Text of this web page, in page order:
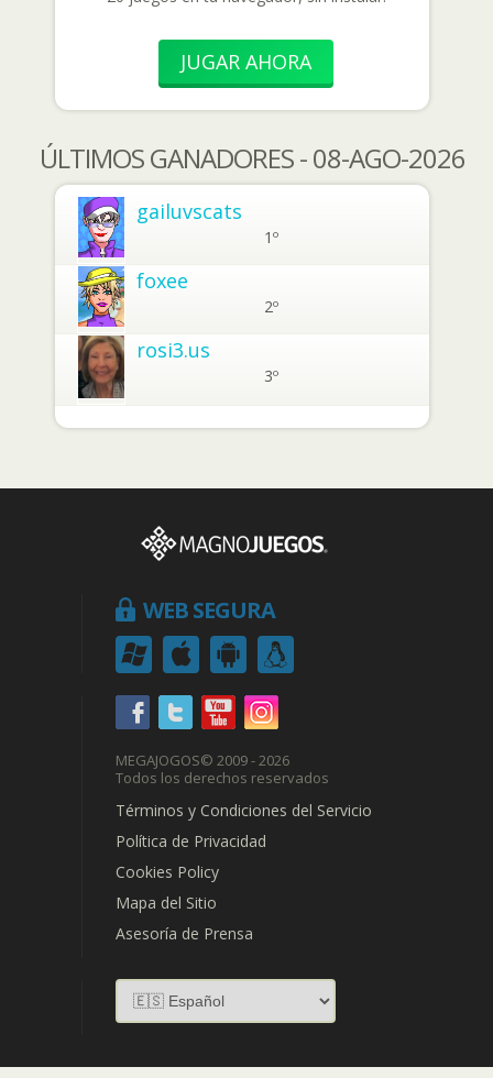
JUGAR AHORA
ÚLTIMOS GANADORES - 08-AGO-2026
gailuvscats
1º
foxee
2º
rosi3.us
3º
WEB SEGURA
MEGAJOGOS© 2009 - 2026
Todos los derechos reservados
Términos y Condiciones del Servicio
Política de Privacidad
Cookies Policy
Mapa del Sitio
Asesoría de Prensa